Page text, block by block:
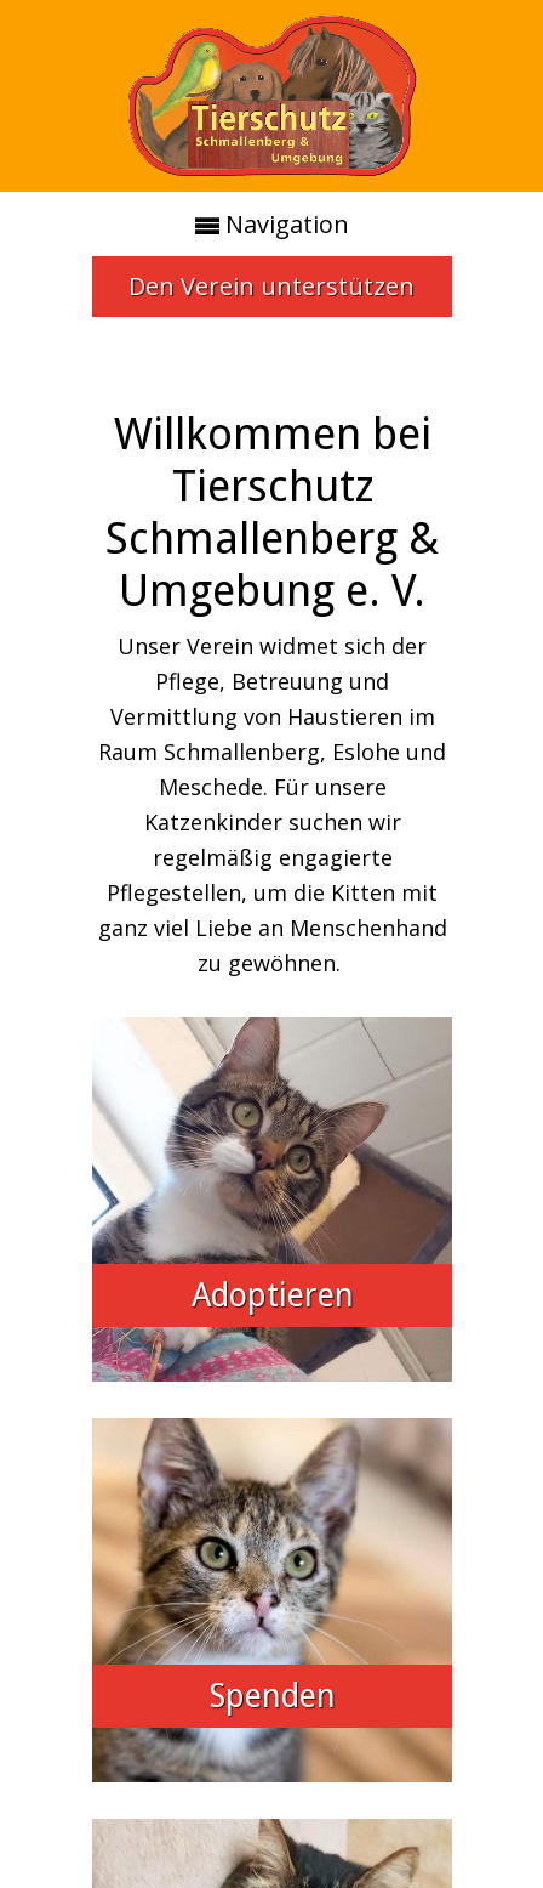
Navigation
Den Verein unterstützen
Willkommen bei
Tierschutz
Schmallenberg &
Umgebung e. V.
Unser Verein widmet sich der
Pflege, Betreuung und
Vermittlung von Haustieren im
Raum Schmallenberg, Eslohe und
Meschede. Für unsere
Katzenkinder suchen wir
regelmäßig engagierte
Pflegestellen, um die Kitten mit
ganz viel Liebe an Menschenhand
zu gewöhnen.
Adoptieren
Spenden